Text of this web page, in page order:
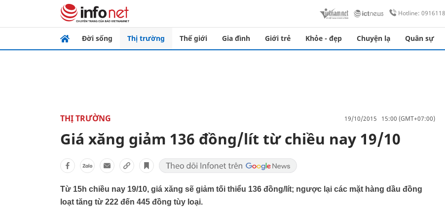
Hotline:
Đời sống Thị trường Thế giới Gia đình Giới trẻ Khỏe - đẹp Chuyện lạ Quân sự
THỊ TRƯỜNG 19/10/2015 15:00 (GMT+07:00)
Giá xăng giảm 136 đồng/lít từ chiều nay 19/10
Từ 15h chiều nay 19/10, giá xăng sẽ giảm tối thiểu 136 đồng/lít; ngược lại các mặt hàng dầu đồng
loạt tăng từ 222 đến 445 đồng tùy loại.